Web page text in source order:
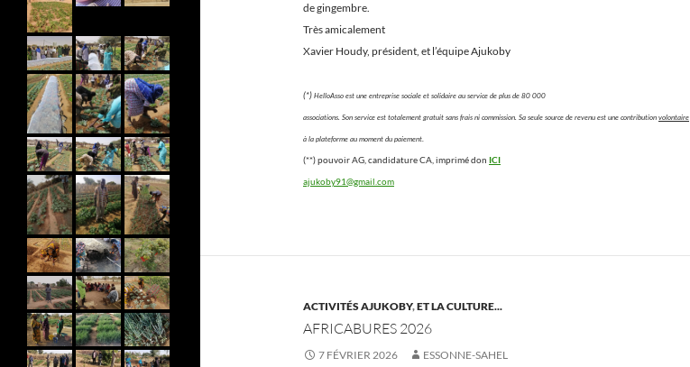
de gingembre.
Très amicalement
Xavier Houdy, président, et l’équipe Ajukoby
(*) HelloAsso est une entreprise sociale et solidaire au service de plus de 80 000
associations. Son service est totalement gratuit sans frais ni commission. Sa seule source de revenu est une contribution volontaire
à la plateforme au moment du paiement
(**) pouvoir AG, candidature CA, imprimé don ICI
ajukoby91@gmail.com
ACTIVITÉS AJUKOBY,ET LA CULTURE...
AFRICABURES 2026
7 FÉVRIER 2026 ESSONNE-SAHEL